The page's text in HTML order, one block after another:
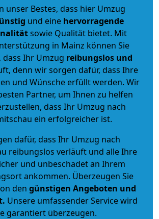
unser Bestes, dass hier Umzug
und eine hervorragende
sowie Qualität bietet. Mit
in Mainz können Sie
dass Ihr Umzug reibungslos und
denn wir sorgen dafür, dass Ihre
und Wünsche erfüllt werden. Wir
Partner, um Ihnen zu helfen
dass Ihr Umzug nach
ein erfolgreicher ist.
dafür, dass Ihr Umzug nach
reibungslos verläuft und alle Ihre
und unbeschadet an Ihrem
ankommen. Überzeugen Sie
den günstigen Angeboten und
. Unsere umfassender Service wird
garantiert überzeugen.